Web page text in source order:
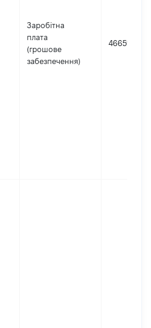
Заробітна
плата
(грошове
забезпечення)
466599